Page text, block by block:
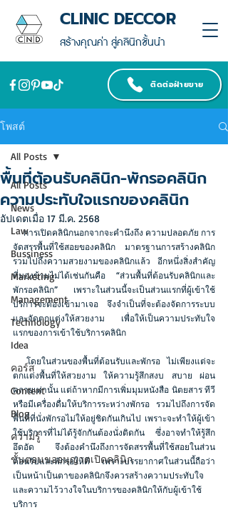
สร้างคุณค่า สู่คลินิกชั้นนำ
CLINIC DECCOR
ติดต่อฝ่ายขาย
โพสต์
All Posts
News
Law
Bussiness
Marketing
Management
Technology
Idea
คอร์ส
Content
Blog
ความรู้
ขั้นตอนขออนุญาตเปิดคลินิก
All Posts
พื้นที่ต้อนรับคลินิก-พักรอคลินิก
ความประทับใจแรกของคลินิก
อัปเดตเมื่อ 17 มี.ค. 2568
     การเปิดคลินิกนอกจากจะคำนึงถึง ความปลอดภัย การ
จัดสรรพื้นที่ใช้สอยของคลินิก มาตรฐานการสร้างคลินิก
รวมไปถึงความสวยงามของคลินิกแล้ว อีกหนึ่งสิ่งสำคัญ
ที่มองข้ามไม่ได้เช่นกันคือ “ส่วนพื้นที่ต้อนรับคลินิกและ
พักรอคลินิก” เพราะในส่วนนี้จะเป็นส่วนแรกที่ผู้เข้าใช้
บริการจะต้องเข้ามาเจอ จึงจำเป็นที่จะต้องจัดการระบบ
และจัดตกแต่งให้สวยงาม เพื่อให้เป็นความประทับใจ
แรกของการเข้าใช้บริการคลินิก
  โดยในส่วนของพื้นที่ต้อนรับและพักรอ ไม่เพียงแต่จะ
ตกแต่งพื้นที่ให้สวยงาม ให้ความรู้สึกสงบ สบาย ผ่อน
คลายเท่านั้น แต่ถ้าหากมีการเพิ่มมุมหนังสือ นิตยสาร ทีวี
หรือมีเครื่องดื่มให้บริการระหว่างพักรอ รวมไปถึงการจัด
พื้นที่ที่นั่งพักรอไม่ให้อยู่ชิดกันเกินไป เพราะจะทำให้ผู้เข้า
ใช้บริการที่ไม่ได้รู้จักกันต้องนั่งติดกัน ซึ่งอาจทำให้รู้สึก
อึดอัด จึงต้องคำนึงถึงการจัดสรรพื้นที่ใช้สอยในส่วน
ต้อนรับและพักรอให้ดี เพราะบรรยากาศในส่วนนี้ถือว่า
เป็นหน้าเป็นตาของคลินิกจึงควรสร้างความประทับใจ
และความไว้วางใจในบริการของคลินิกให้กับผู้เข้าใช้
บริการ